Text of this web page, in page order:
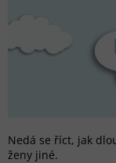
Nedá se říct, jak
ženy jiné.